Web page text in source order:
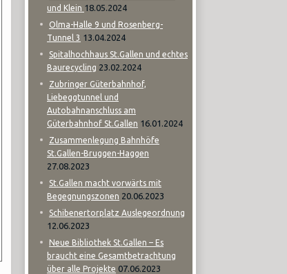
und Klein 18.05.2024
Olma-Halle 9 und Rosenberg-
Tunnel 3 13.04.2024
Spitalhochhaus St.Gallen und echtes
Baurecycling 23.02.2024
Zubringer Güterbahnhof,
Liebeggtunnel und
Autobahnanschluss am
Güterbahnhof St.Gallen 16.01.2024
Zusammenlegung Bahnhöfe
St.Gallen-Bruggen-Haggen
27.08.2023
St.Gallen macht vorwärts mit
Begegnungszonen 20.06.2023
Schibenertorplatz Auslegeordnung
12.06.2023
Neue Bibliothek St.Gallen – Es
braucht eine Gesamtbetrachtung
über alle Projekte 07.06.2023